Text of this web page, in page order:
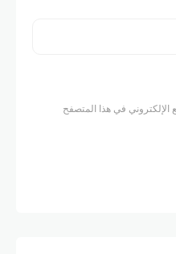
الإلكتروني في هذا المتصفح